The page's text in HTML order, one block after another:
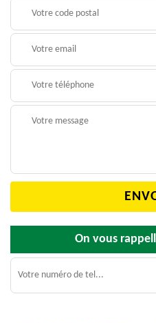
On vous